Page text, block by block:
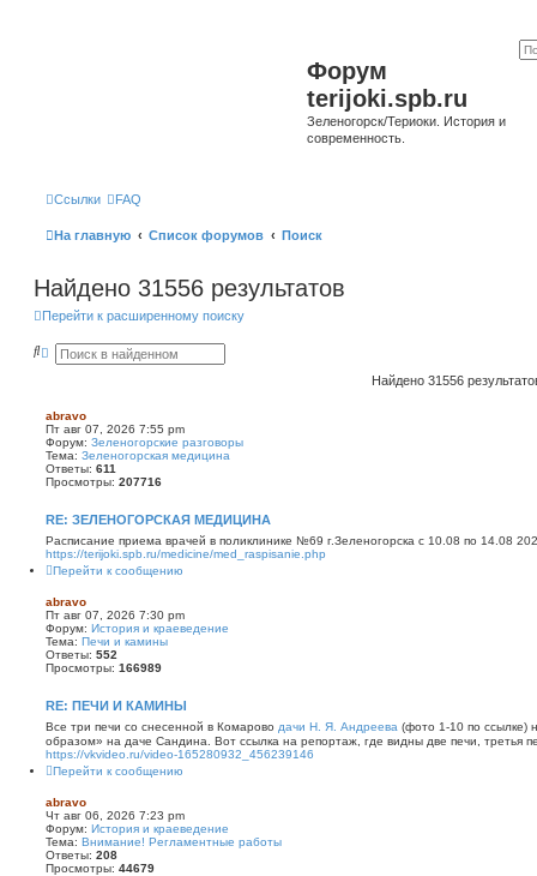
Форум
terijoki.spb.ru
Зеленогорск/Териоки. История и
современность.
Ссылки FAQ
На главную Список форумов Поиск
Найдено 31556 результатов
Перейти к расширенному поиску
П Р
р
е
н
н
ы
й
о
и
с
к
Найдено 31556
abravo
Пт авг 07, 2026 7:55 pm
Форум: Зеленогорские разговоры
Тема: Зеленогорская медицина
Ответы: 611
Просмотры: 207716
RE: ЗЕЛЕНОГОРСКАЯ МЕДИЦИНА
Расписание приема врачей в поликлинике №69 г.Зеленогорска c 10.08 по 14.08
https://terijoki.spb.ru/medicine/med_raspisanie.php
Перейти к сообщению
abravo
Пт авг 07, 2026 7:30 pm
Форум: История и краеведение
Тема: Печи и камины
Ответы: 552
Просмотры: 166989
RE: ПЕЧИ И КАМИНЫ
Все три печи со снесенной в Комарово дачи Н. Я. Андреева (фото 1-10 по ссылке)
образом» на даче Сандина. Вот ссылка на репортаж, где видны две печи, третья
https://vkvideo.ru/video-165280932_456239146
Перейти к сообщению
abravo
Чт авг 06, 2026 7:23 pm
Форум: История и краеведение
Тема: Внимание! Регламентные работы
Ответы: 208
Просмотры: 44679